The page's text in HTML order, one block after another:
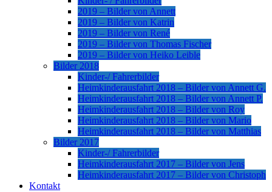
2019 – Bilder von Annett
2019 – Bilder von Katrin
2019 – Bilder von René
2019 – Bilder von Thomas Fischer
2019 – Bilder von Heiko Leible
Bilder 2018
Kinder-/ Fahrerbilder
Heimkinderausfahrt 2018 – Bilder von Annett G.
Heimkinderausfahrt 2018 – Bilder von Annett P.
Heimkinderausfahrt 2018 – Bilder von Roy
Heimkinderausfahrt 2018 – Bilder von Mario
Heimkinderausfahrt 2018 – Bilder von Matthias
Bilder 2017
Kinder-/ Fahrerbilder
Heimkinderausfahrt 2017 – Bilder von Jens
Heimkinderausfahrt 2017 – Bilder von Christoph
Kontakt